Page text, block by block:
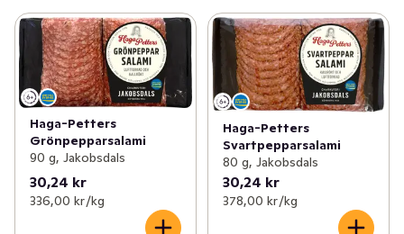
Haga-Petters
Grönpepparsalami
90 g, Jakobsdals
30,24 kr
336,00 kr /kg
Haga-Petters
Svartpepparsalami
80 g, Jakobsdals
30,24 kr
378,00 kr /kg